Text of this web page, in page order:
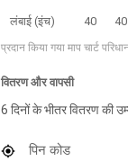
लंबाई (इंच) 40 40
प्रदान किया गया माप चार्ट
वितरण और वापसी
6 दिनों के भीतर वितरण की
पिन कोड